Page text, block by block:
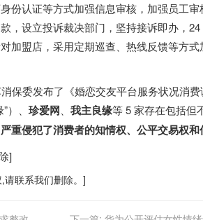
份认证等方式加强信息审核，加强员工
，设立投诉裁决部门，坚持接诉即办，
加盟店，采用定期巡查、热线反馈等方
保委发布了《婚恋交友平台服务状况消
）、 珍爱网 我主良缘等 5 家存在包括但
重侵犯了消费者的知情权、公平交易权和
]
请联系我们删除。]